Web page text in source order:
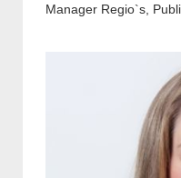
Manager Regio`s,